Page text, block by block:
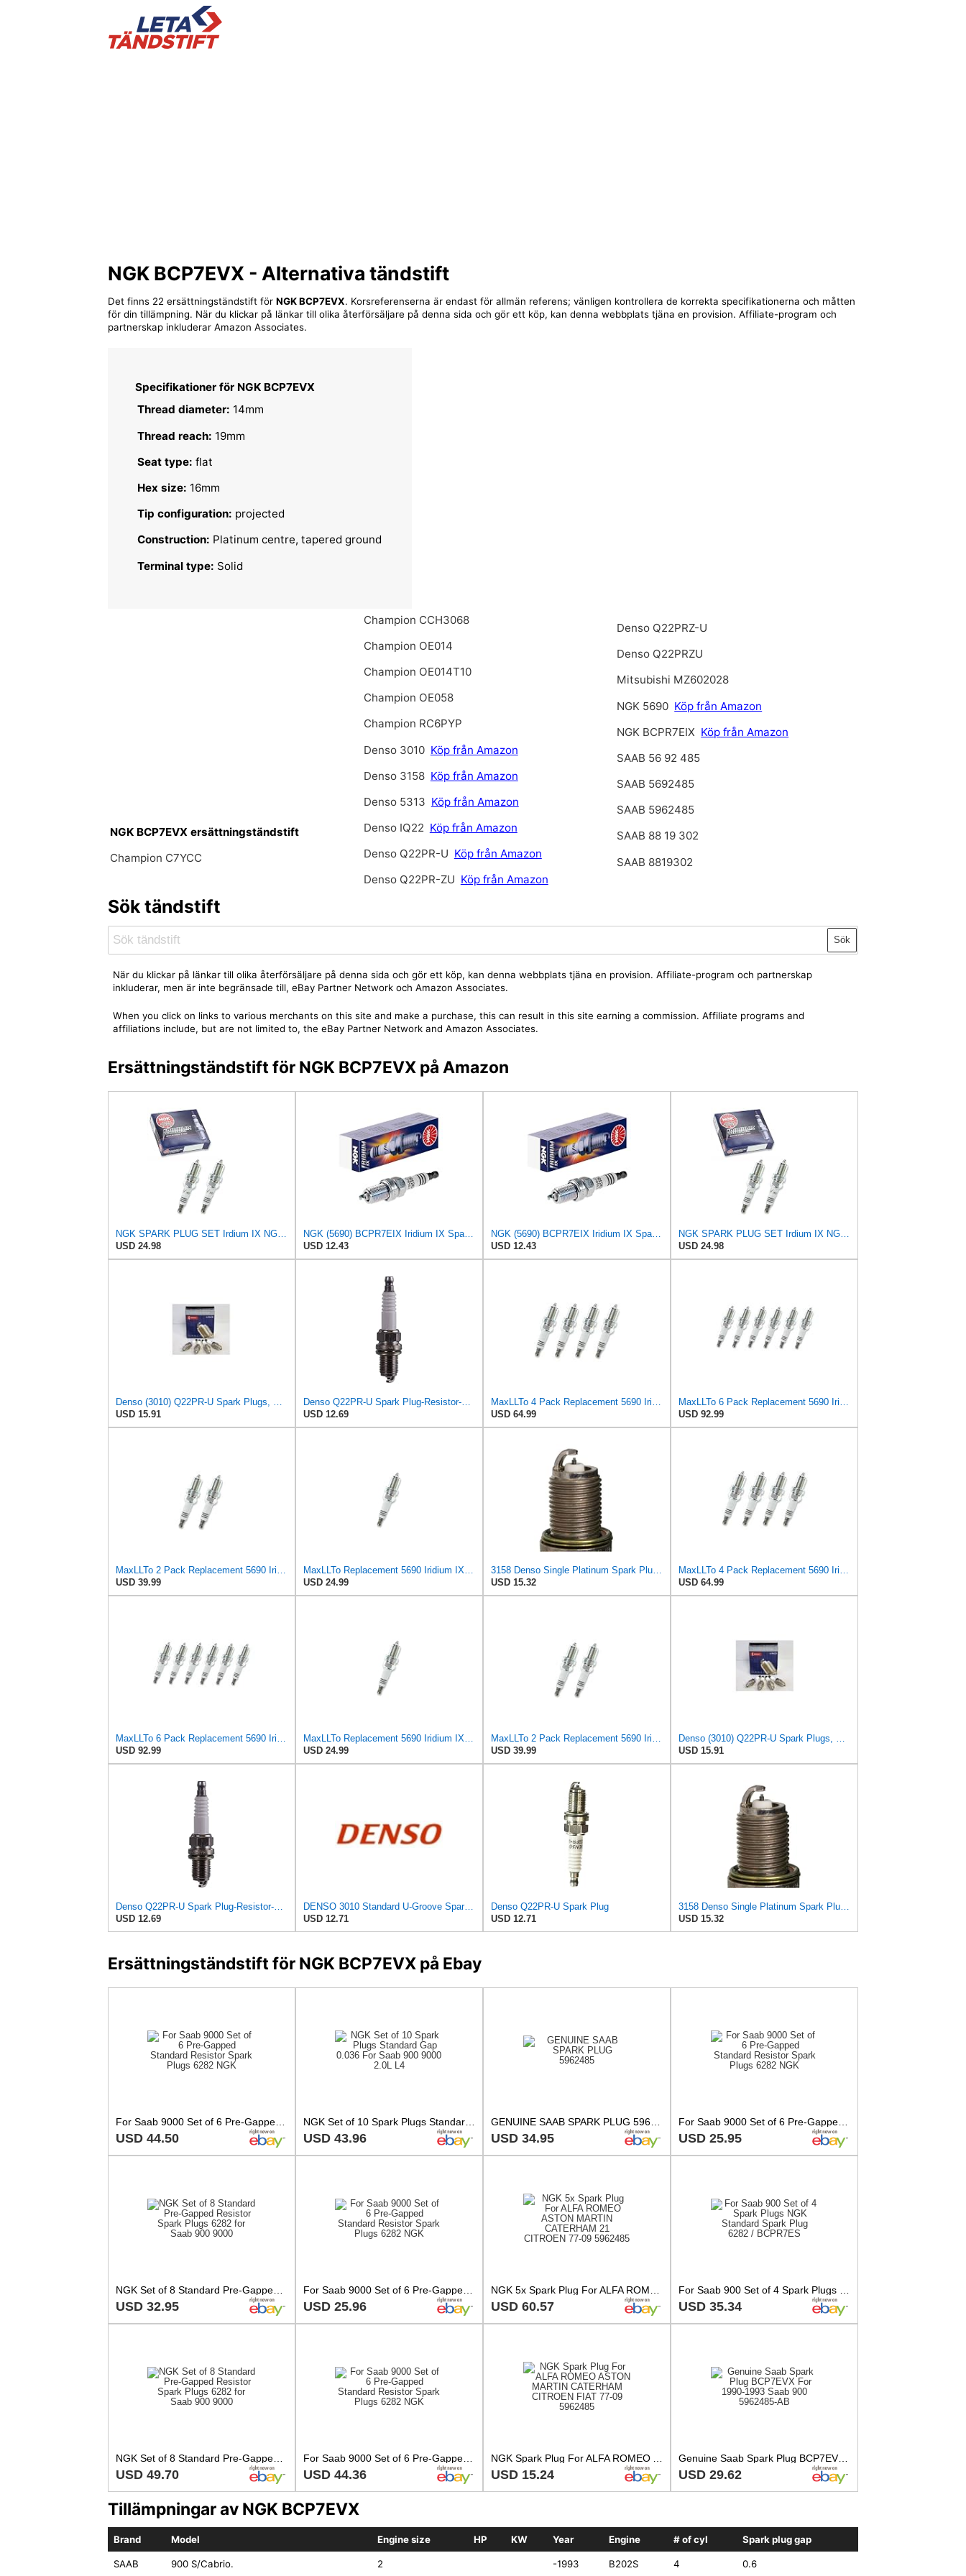
NGK BCP7EVX - Alternativa tändstift
Det finns 22 ersättningständstift för NGK BCP7EVX. Korsreferenserna är endast för allmän referens; vänligen kontrollera de korrekta specifikationerna och måtten
för din tillämpning. När du klickar på länkar till olika återförsäljare på denna sida och gör ett köp, kan denna webbplats tjäna en provision. Affiliate-program och
partnerskap inkluderar Amazon Associates.
Specifikationer för NGK BCP7EVX
Thread diameter: 14mm
Thread reach: 19mm
Seat type: flat
Hex size: 16mm
Tip configuration: projected
Construction: Platinum centre, tapered ground
Terminal type: Solid
NGK BCP7EVX ersättningständstift
Champion C7YCC
Champion CCH3068
Champion OE014
Champion OE014T10
Champion OE058
Champion RC6PYP
Denso 3010 Köp från Amazon
Denso 3158 Köp från Amazon
Denso 5313 Köp från Amazon
Denso IQ22 Köp från Amazon
Denso Q22PR-U Köp från Amazon
Denso Q22PR-ZU Köp från Amazon
Denso Q22PRZ-U
Denso Q22PRZU
Mitsubishi MZ602028
NGK 5690 Köp från Amazon
NGK BCPR7EIX Köp från Amazon
SAAB 56 92 485
SAAB 5692485
SAAB 5962485
SAAB 88 19 302
SAAB 8819302
Sök tändstift
Sök
När du klickar på länkar till olika återförsäljare på denna sida och gör ett köp, kan denna webbplats tjäna en provision. Affiliate-program och partnerskap
inkluderar, men är inte begränsade till, eBay Partner Network och Amazon Associates.
When you click on links to various merchants on this site and make a purchase, this can result in this site earning a commission. Affiliate programs and
affiliations include, but are not limited to, the eBay Partner Network and Amazon Associates.
Ersättningständstift för NGK BCP7EVX på Amazon
NGK SPARK PLUG SET Irdium IX NGK - 708.00.49 - BCPR7EIX 5690 - Set 2 piece
USD 24.98
NGK (5690) BCPR7EIX Iridium IX Spark Plug, Pack of 1
USD 12.43
NGK (5690) BCPR7EIX Iridium IX Spark Plug, Pack of 1
USD 12.43
NGK SPARK PLUG SET Irdium IX NGK - 708.00.49 - BCPR7EIX 5690 - Set 2 piece
USD 24.98
Denso (3010) Q22PR-U Spark Plugs, Pack of 4
USD 15.91
Denso Q22PR-U Spark Plug-Resistor-Stock #3010
USD 12.69
MaxLLTo 4 Pack Replacement 5690 Iridium IX Spark Plug for Bosch F5DP for DENSO Auto 3158 3255 5313
USD 64.99
MaxLLTo 6 Pack Replacement 5690 Iridium IX Spark Plug for Bosch F5DP for DENSO Auto 3158 3255 5313
USD 92.99
MaxLLTo 2 Pack Replacement 5690 Iridium IX Spark Plug for Bosch F5DP for DENSO Auto 3158 3255 5313
USD 39.99
MaxLLTo Replacement 5690 Iridium IX Spark Plug for Bosch F5DP for DENSO Auto 3158 3255 5313 IQ22
USD 24.99
3158 Denso Single Platinum Spark Plug. Part # Q22PR-ZU
USD 15.32
MaxLLTo 4 Pack Replacement 5690 Iridium IX Spark Plug for Bosch F5DP for DENSO Auto 3158 3255 5313
USD 64.99
MaxLLTo 6 Pack Replacement 5690 Iridium IX Spark Plug for Bosch F5DP for DENSO Auto 3158 3255 5313
USD 92.99
MaxLLTo Replacement 5690 Iridium IX Spark Plug for Bosch F5DP for DENSO Auto 3158 3255 5313 IQ22
USD 24.99
MaxLLTo 2 Pack Replacement 5690 Iridium IX Spark Plug for Bosch F5DP for DENSO Auto 3158 3255 5313
USD 39.99
Denso (3010) Q22PR-U Spark Plugs, Pack of 4
USD 15.91
Denso Q22PR-U Spark Plug-Resistor-Stock #3010
USD 12.69
DENSO 3010 Standard U-Groove Spark Plug for 32 00 0330 59 58 798 75 04 442 88 19 310 91 12 541
USD 12.71
Denso Q22PR-U Spark Plug
USD 12.71
3158 Denso Single Platinum Spark Plug. Part # Q22PR-ZU
USD 15.32
Ersättningständstift för NGK BCP7EVX på Ebay
For Saab 9000 Set of 6 Pre-Gapped Standard Resistor Spark Plugs 6282 NGK
USD 44.50
NGK Set of 10 Spark Plugs Standard Gap 0.036 For Saab 900 9000 2.0L L4
USD 43.96 USD 34.95 USD 25.95
NGK Set of 8 Standard Pre-Gapped Resistor Spark Plugs 6282 for Saab 900 9000
USD 32.95
For Saab 9000 Set of 6 Pre-Gapped Standard Resistor Spark Plugs 6282 NGK
USD 25.96 USD 60.57 USD 35.34
NGK Set of 8 Standard Pre-Gapped Resistor Spark Plugs 6282 for Saab 900 9000
USD 49.70
For Saab 9000 Set of 6 Pre-Gapped Standard Resistor Spark Plugs 6282 NGK
USD 44.36 USD 15.24
Genuine Saab Spark Plug BCP7EVX For 1990-1993 Saab 900 5962485-AB
USD 29.62
Tillämpningar av NGK BCP7EVX
Brand Model Engine size HP KW Year Engine # of cyl Spark plug gap
SAAB 900 S/Cabrio. 2 -1993 B202S 4 0.6